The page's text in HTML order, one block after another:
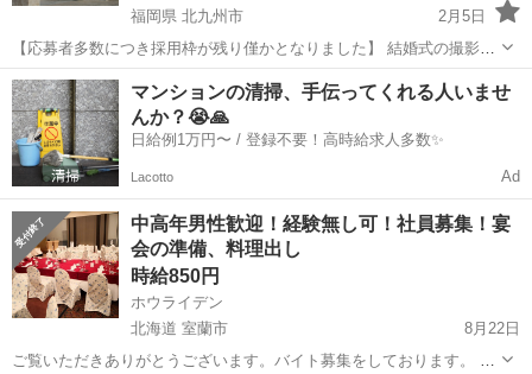
福岡県 北九州市
2月5日
【応募者多数につき採用枠が残り僅かとなりました】 結婚式の撮影、
編集、PAオペレーターのお仕事です。学生、フリーター活躍中！ 未経
験者OK！丁寧な研修制度があります！！ 勤務地は小倉北区、八幡西
区、門司区、下関市からお...
福岡 北九州市 カメラマン
マンションの清掃、手伝ってくれる人いませ
んか？😭🙏
日給例1万円〜 / 登録不要！高時給求人多数✨
Lacotto Ad
中高年男性歓迎！経験無し可！社員募集！宴
会の準備、料理出し
時給850円
ホウライデン
北海道 室蘭市
8月22日
ご覧いただきありがとうございます。バイト募集をしております。 当